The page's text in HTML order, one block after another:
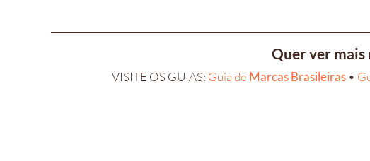
Quer ver mais
VISITE OS GUIAS: Guia de Marcas Brasileiras•